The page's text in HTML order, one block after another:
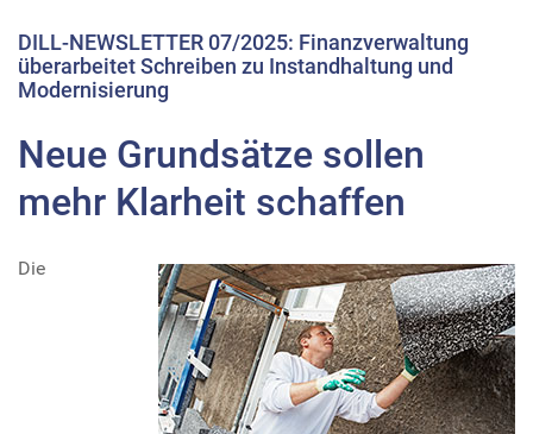
DILL-NEWSLETTER 07/2025: Finanzverwaltung
überarbeitet Schreiben zu Instandhaltung und
Modernisierung
Neue Grundsätze sollen
mehr Klarheit schaffen
Die